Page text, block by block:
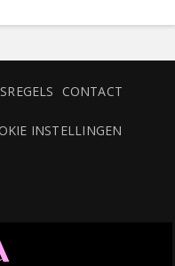
CONTACT
INSTELLINGEN